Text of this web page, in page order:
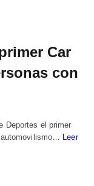
Car
con
Deportes el primer
Leer